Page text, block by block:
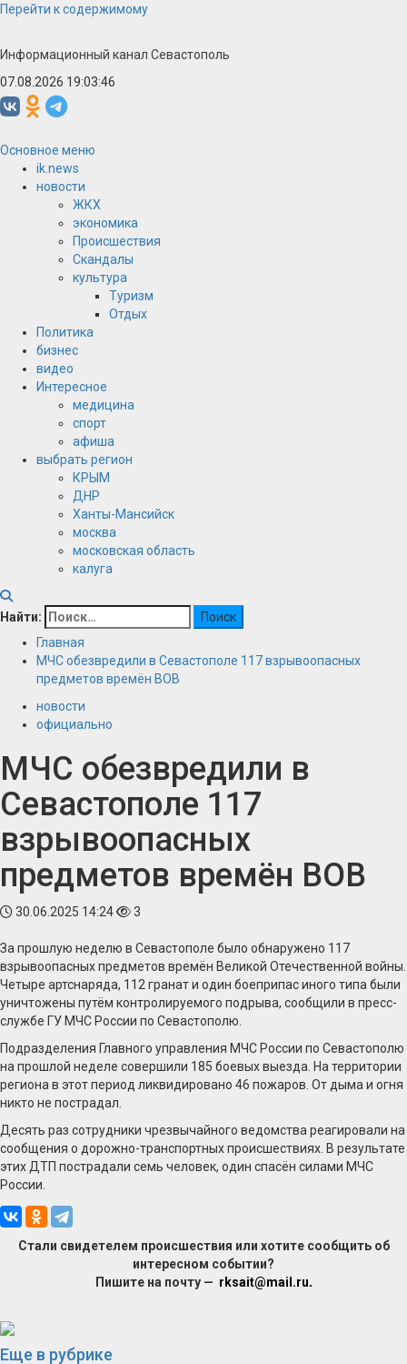
Перейти к содержимому
Информационный канал Севастополь
07.08.2026 19:03:46
Основное меню
ik.news
новости
ЖКХ
экономика
Происшествия
Скандалы
культура
Туризм
Отдых
Политика
бизнес
видео
Интересное
медицина
спорт
афиша
выбрать регион
КРЫМ
ДНР
Ханты-Мансийск
москва
московская область
калуга
Найти:
Главная
МЧС обезвредили в Севастополе 117 взрывоопасных
предметов времён ВОВ
новости
официально
МЧС обезвредили в
Севастополе 117
взрывоопасных
предметов времён ВОВ
30.06.2025 14:24 3
За прошлую неделю в Севастополе было обнаружено 117
взрывоопасных предметов времён Великой Отечественной войны.
Четыре артснаряда, 112 гранат и один боеприпас иного типа были
уничтожены путём контролируемого подрыва, сообщили в пресс-
службе ГУ МЧС России по Севастополю.
Подразделения Главного управления МЧС России по Севастополю
на прошлой неделе совершили 185 боевых выезда. На территории
региона в этот период ликвидировано 46 пожаров. От дыма и огня
никто не пострадал.
Десять раз сотрудники чрезвычайного ведомства реагировали на
сообщения о дорожно-транспортных происшествиях. В результате
этих ДТП пострадали семь человек, один спасён силами МЧС
России.
Стали свидетелем происшествия или хотите сообщить об
интересном событии?
Пишите на почту — rksait@mail.ru.
Еще в рубрике